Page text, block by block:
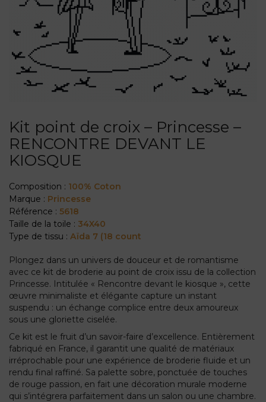
Kit point de croix – Princesse –
RENCONTRE DEVANT LE
KIOSQUE
Composition : 100% Coton
Marque : Princesse
Référence : 5618
Taille de la toile : 34X40
Type de tissu : Aïda 7 (18 count
Plongez dans un univers de douceur et de romantisme
avec ce kit de broderie au point de croix issu de la collection
Princesse. Intitulée « Rencontre devant le kiosque », cette
œuvre minimaliste et élégante capture un instant
suspendu : un échange complice entre deux amoureux
sous une gloriette ciselée.
Ce kit est le fruit d’un savoir-faire d’excellence. Entièrement
fabriqué en France, il garantit une qualité de matériaux
irréprochable pour une expérience de broderie fluide et un
rendu final raffiné. Sa palette sobre, ponctuée de touches
de rouge passion, en fait une décoration murale moderne
qui s’intégrera parfaitement dans un salon ou une chambre.